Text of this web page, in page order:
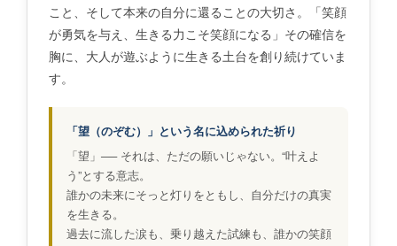
こと、そして本来の自分に還ることの大切さ。「笑顔
が勇気を与え、生きる力こそ笑顔になる」その確信を
胸に、大人が遊ぶように生きる土台を創り続けていま
す。
「望（のぞむ）」という名に込められた祈り
「望」── それは、ただの願いじゃない。“叶えよ
う”とする意志。
誰かの未来にそっと灯りをともし、自分だけの真実
を生きる。
過去に流した涙も、乗り越えた試練も、誰かの笑顔